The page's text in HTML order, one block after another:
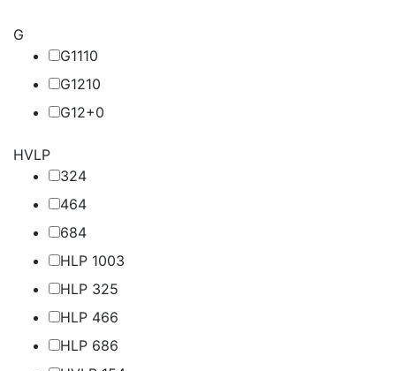
G
G1110
G1210
G12+0
HVLP
324
464
684
HLP 1003
HLP 325
HLP 466
HLP 686